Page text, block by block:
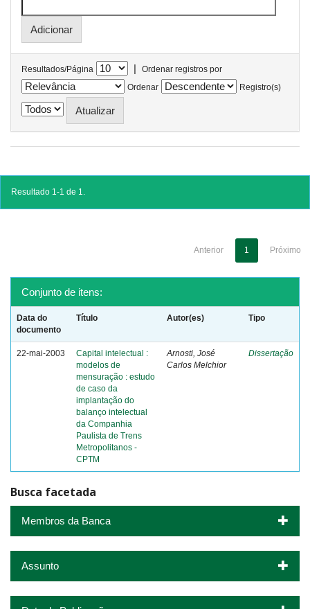
Resultados/Página |
Ordenar registros por
Ordenar
Registro(s)
Resultado 1-1 de 1.
Anterior 1 Próximo
Conjunto de itens:
Data do
documento
Título Autor(es) Tipo
22-mai-2003
Capital intelectual :
modelos de
mensuração : estudo
de caso da
implantação do
balanço intelectual
da Companhia
Paulista de Trens
Metropolitanos -
CPTM
Arnosti, José
Carlos Melchior
Dissertação
Busca facetada
Membros da Banca
Assunto